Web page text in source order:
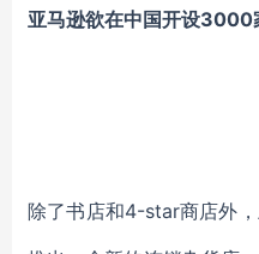
亚马逊欲在中国开设3000
除了书店和4-star商店外